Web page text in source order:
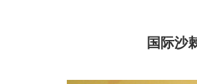
国际沙